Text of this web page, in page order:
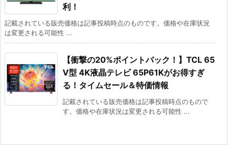
利！
記載されている販売価格は記事投稿時点のものです。価格や在庫状況
は変更される可能性 ...
【衝撃の20%ポイントバック！】TCL 65
V型 4K液晶テレビ 65P61Kがお得すぎ
る！タイムセール＆特価情報
記載されている販売価格は記事投稿時点のもので
す。価格や在庫状況は変更される可能性 ...